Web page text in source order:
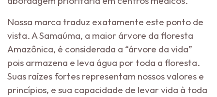
Nossa marca traduz exatamente este ponto de
vista. A Samaúma, a maior árvore da floresta
Amazônica, é considerada a “árvore da vida”
pois armazena e leva água por toda a floresta.
Suas raízes fortes representam nossos valores e
princípios, e sua capacidade de levar vida à toda